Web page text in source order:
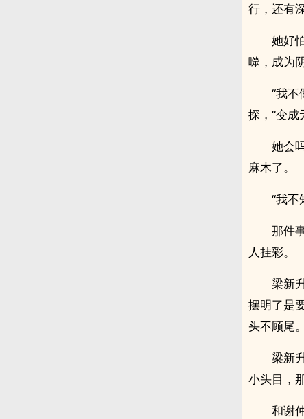
行，还有
她好
噬，成为
“我
探，“变
她会
麻木了。
“我
那件
人挂彩。
梁新
摆明了是
头不顾尾。
梁新
小头目，
和谢